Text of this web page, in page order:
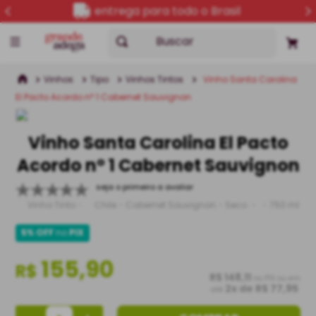
entrega para todo o Brasil
Buscar
Vinhos Tipo Vinhos Tintos
Vinho Santa Carolina
El Pacto Acordo nº 1 Cabernet Sauvignon
Vinho Santa Carolina El Pacto
Acordo nº 1 Cabernet Sauvignon
seja o primeiro a avaliar
5% OFFnoPIX
R$155,90 R$ 148,11
x de R$ 77,95